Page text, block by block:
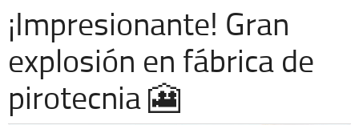
Cronos
Economía
Espectáculos
Deportes
¡Impresionante! Gran
explosión en fábrica de
pirotecnia 🎦